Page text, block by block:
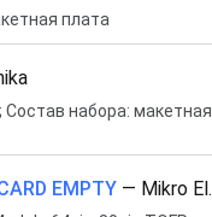
плата
набора: макетная
EMPTY — Mikro Elektronika